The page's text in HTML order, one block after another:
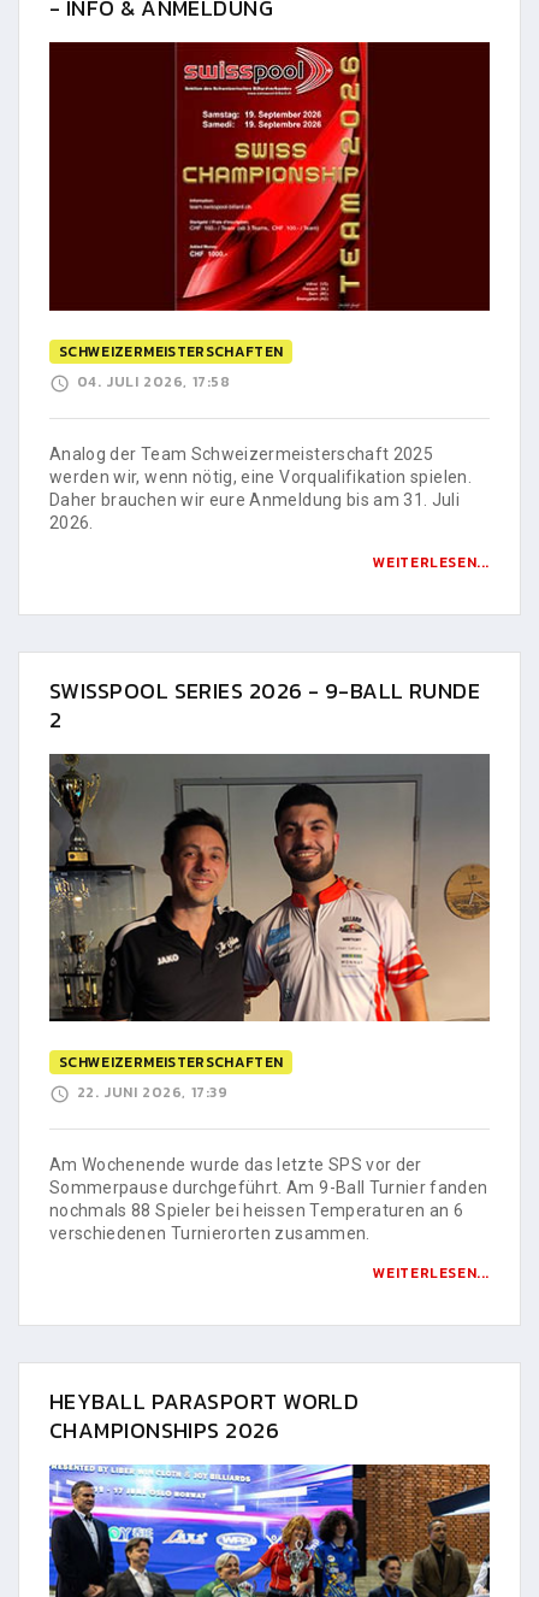
- INFO & ANMELDUNG
SCHWEIZERMEISTERSCHAFTEN
04. JULI 2026, 17:58
Analog der Team Schweizermeisterschaft 2025
werden wir, wenn nötig, eine Vorqualifikation spielen.
Daher brauchen wir eure Anmeldung bis am 31. Juli
2026.
WEITERLESEN...
SWISSPOOL SERIES 2026 - 9-BALL RUNDE
2
SCHWEIZERMEISTERSCHAFTEN
22. JUNI 2026, 17:39
Am Wochenende wurde das letzte SPS vor der
Sommerpause durchgeführt. Am 9-Ball Turnier fanden
nochmals 88 Spieler bei heissen Temperaturen an 6
verschiedenen Turnierorten zusammen.
WEITERLESEN...
HEYBALL PARASPORT WORLD
CHAMPIONSHIPS 2026